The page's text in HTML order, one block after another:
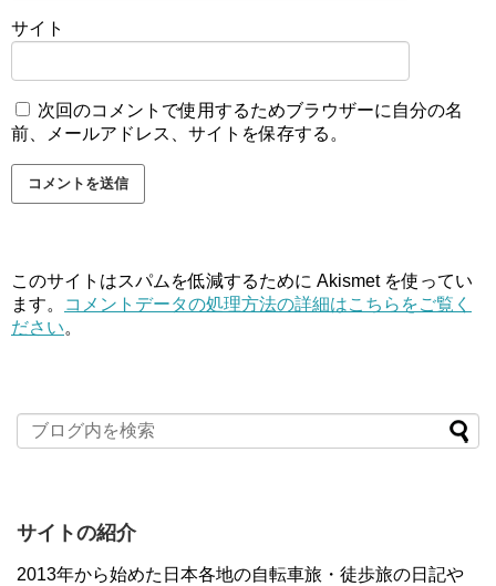
サイト
次回のコメントで使用するためブラウザーに自分の名
前、メールアドレス、サイトを保存する。
このサイトはスパムを低減するために Akismet を使ってい
ます。
コメントデータの処理方法の詳細はこちらをご覧く
ださい。
サイトの紹介
2013年から始めた日本各地の自転車旅・徒歩旅の日記や